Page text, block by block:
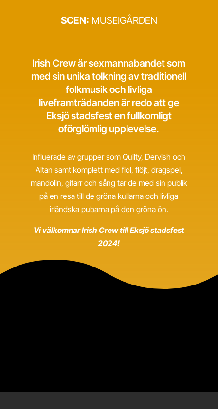
SCEN: MUSEIGÅRDEN
Irish Crew är sexmannabandet som
med sin unika tolkning av traditionell
folkmusik och livliga
liveframträdanden är redo att ge
Eksjö stadsfest en fullkomligt
oförglömlig upplevelse.
Influerade av grupper som Quilty, Dervish och
Altan samt komplett med fiol, flöjt, dragspel,
mandolin, gitarr och sång tar de med sin publik
på en resa till de gröna kullarna och livliga
irländska pubarna på den gröna ön.
Vi välkomnar Irish Crew till Eksjö stadsfest
2024!